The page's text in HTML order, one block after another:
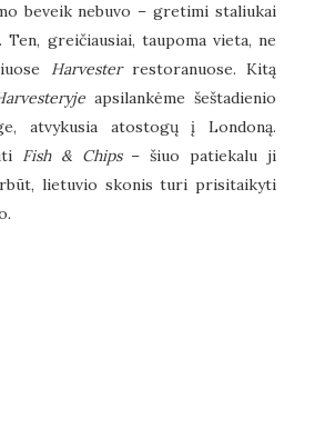
beveik nebuvo – gretimi staliukai
greičiausiai, taupoma vieta, ne
Harvesterrestoranuose. Kitą
apsilankėme šeštadienio
atvykusia atostogų į Londoną.
Fish & Chips– šiuo patiekalu ji
lietuvio skonis turi prisitaikyti